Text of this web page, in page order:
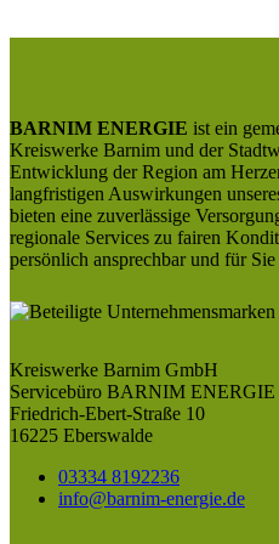
BARNIM ENERGIE ist ein
Kreiswerke Barnim und der
Entwicklung der Region am
langfristigen Auswirkungen
bieten eine zuverlässige
regionale Services zu fairen
persönlich ansprechbar und für Sie
Kreiswerke Barnim GmbH
Servicebüro BARNIM ENERGIE
Friedrich-Ebert-Straße 10
16225 Eberswalde
03334 8192236
info@barnim-energie.de